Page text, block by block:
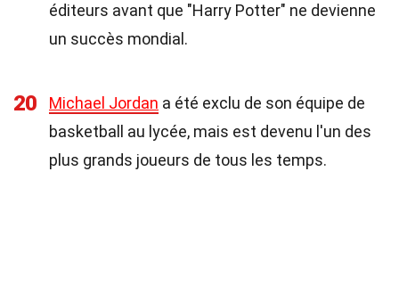
éditeurs avant que "Harry Potter" ne devienne
un succès mondial.
20 Michael Jordan a été exclu de son équipe de
basketball au lycée, mais est devenu l'un des
plus grands joueurs de tous les temps.